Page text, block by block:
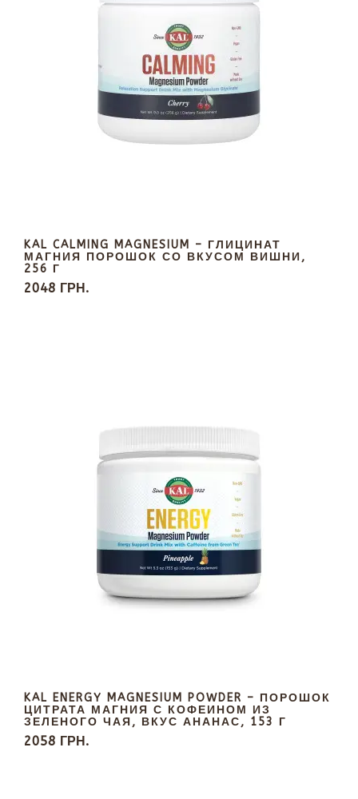
KAL CALMING MAGNESIUM – ГЛИЦИНАТ
МАГНИЯ ПОРОШОК СО ВКУСОМ ВИШНИ,
256 Г
2048 ГРН.
KAL ENERGY MAGNESIUM POWDER – ПОРОШОК
ЦИТРАТА МАГНИЯ С КОФЕИНОМ ИЗ
ЗЕЛЕНОГО ЧАЯ, ВКУС АНАНАС, 153 Г
2058 ГРН.